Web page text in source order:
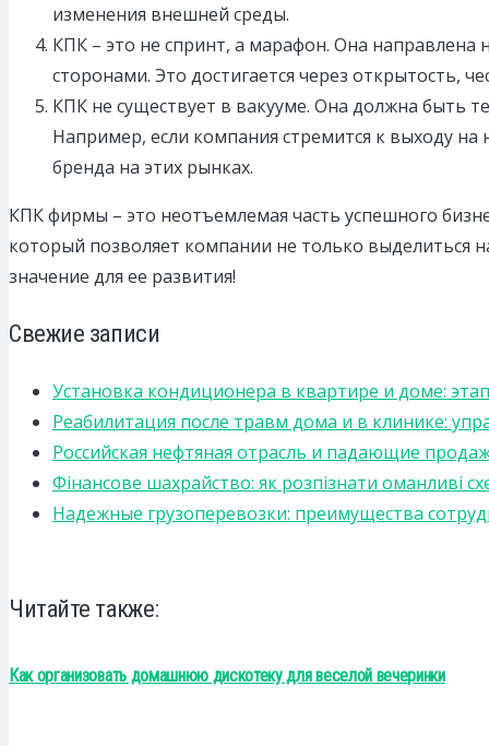
изменения внешней среды.
КПК – это не спринт, а марафон. Она
сторонами. Это достигается через открытость,
КПК не существует в вакууме. Она должна быть
Например, если компания стремится к выходу
бренда на этих рынках.
КПК фирмы – это неотъемлемая часть успешного
который позволяет компании не только выделиться
значение для ее развития!
Свежие записи
Установка кондиционера в квартире и доме:
Реабилитация после травм дома и в клинике:
Российская нефтяная отрасль и падающие
Фінансове шахрайство: як розпізнати оманливі
Надежные грузоперевозки: преимущества
Читайте также:
Как организовать домашнюю дискотеку для веселой вечеринки